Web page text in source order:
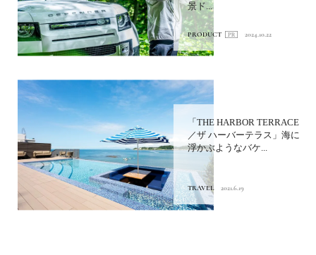
景ド...
PRODUCT 2024.10.22
「THE HARBOR TERRACE
／ザ ハーバーテラス」海に
浮かぶようなバケ...
TRAVEL 2021.6.19